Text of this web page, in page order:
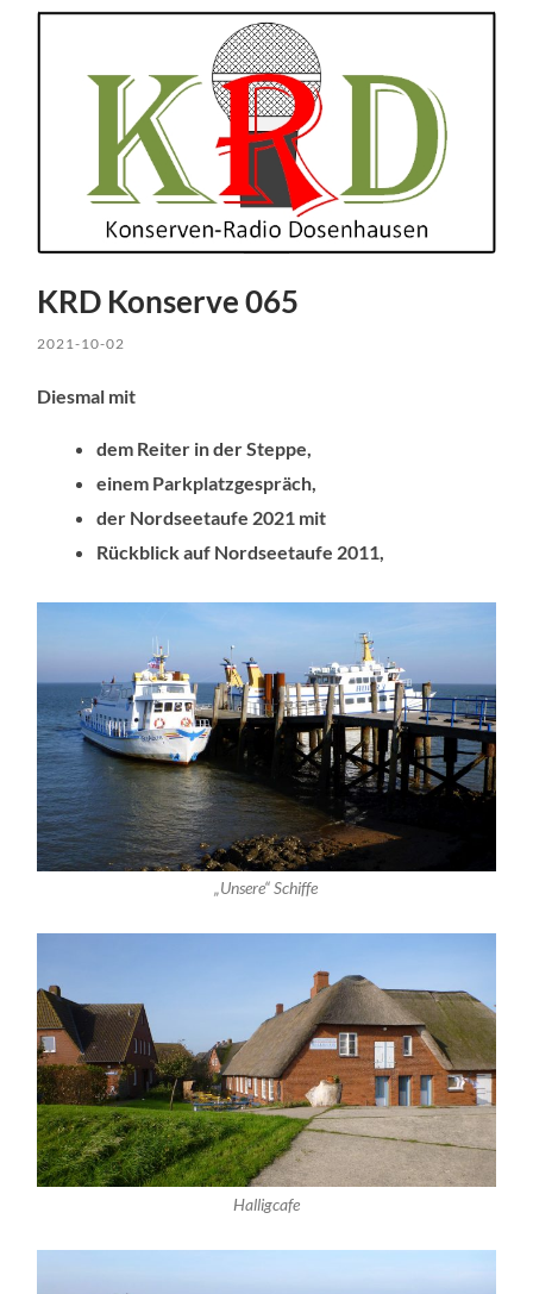
KRD Konserve 065
2021-10-02
Diesmal mit
dem Reiter in der Steppe,
einem Parkplatzgespräch,
der Nordseetaufe 2021 mit
Rückblick auf Nordseetaufe 2011,
„Unsere“ Schiffe
Halligcafe